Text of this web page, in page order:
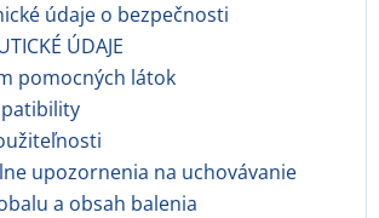
údaje o bezpečnosti
ÚDAJE
pomocných látok
upozornenia na uchovávanie
a obsah balenia